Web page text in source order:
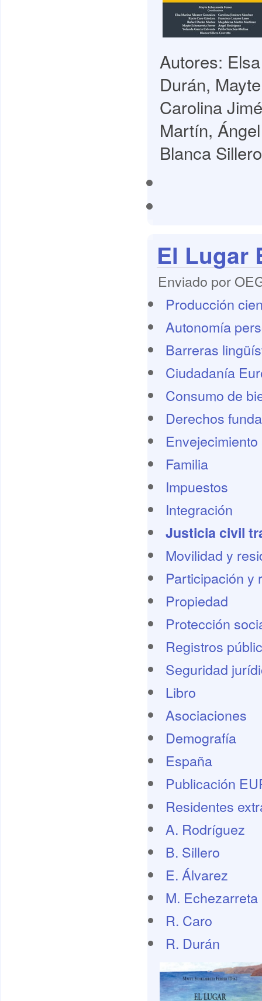
Autores:
Durán,
Carolina
Martín,
Blanca
El Lugar
Enviado por
Producción
Autonomía
Barreras
Ciudadanía
Consumo de
Derechos
Familia
Impuestos
Integración
Justicia civil
Movilidad y
Participación y
Propiedad
Protección
Registros
Seguridad
Libro
Asociaciones
Demografí­a
España
Publicación
Residentes
A. Rodríguez
B. Sillero
E. Álvarez
M. Echezarreta
R. Caro
R. Durán